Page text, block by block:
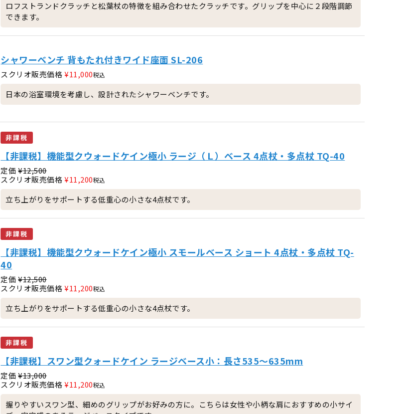
ロフストランドクラッチと松葉杖の特徴を組み合わせたクラッチです。グリップを中心に２段階調節
できます。
シャワーベンチ 背もたれ付きワイド座面 SL-206
スクリオ販売価格 ¥11,000税込
日本の浴室環境を考慮し、設計されたシャワーベンチです。
非課税
【非課税】機能型クウォードケイン極小 ラージ（Ｌ）ベース 4点杖・多点杖 TQ-40
定価 ¥12,500
スクリオ販売価格 ¥11,200税込
立ち上がりをサポートする低重心の小さな4点杖です。
非課税
【非課税】機能型クウォードケイン極小 スモールベース ショート 4点杖・多点杖 TQ-
40
定価 ¥12,500
スクリオ販売価格 ¥11,200税込
立ち上がりをサポートする低重心の小さな4点杖です。
非課税
【非課税】スワン型クォードケイン ラージベース小：長さ535～635mm
定価 ¥13,000
スクリオ販売価格 ¥11,200税込
握りやすいスワン型、細めのグリップがお好みの方に。こちらは女性や小柄な肩におすすめの小サイ